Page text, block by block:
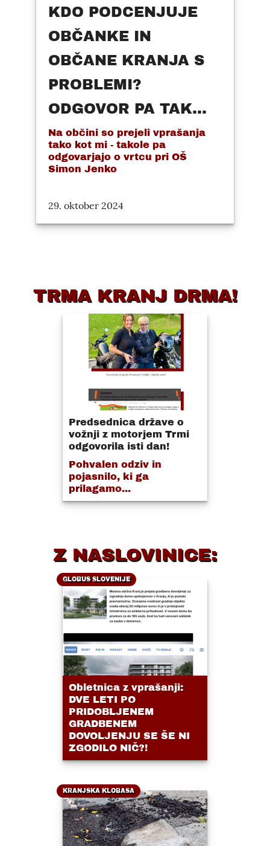
KDO PODCENJUJE
OBČANKE IN
OBČANE KRANJA S
PROBLEMI?
ODGOVOR PA TAK...
Na občini so prejeli vprašanja
tako kot mi - takole pa
odgovarjajo o vrtcu pri OŠ
Simon Jenko
29. oktober 2024
TRMA KRANJ DRMA!
Predsednica države o
vožnji z motorjem Trmi
odgovorila isti dan!
Pohvalen odziv in
pojasnilo, ki ga
prilagamo...
Z NASLOVINICE:
GLOBUS SLOVENIJE
Obletnica z vprašanji:
DVE LETI PO
PRIDOBLJENEM
GRADBENEM
DOVOLJENJU SE ŠE NI
ZGODILO NIČ?!
KRANJSKA KLOBASA